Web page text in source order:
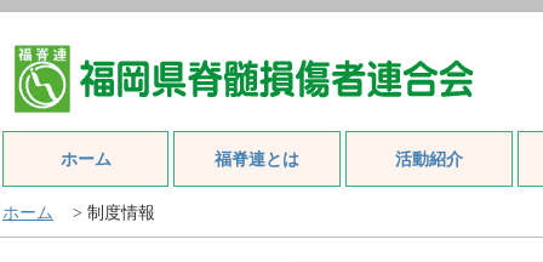
ホーム 福脊連とは 活動紹介
ホーム > 制度情報